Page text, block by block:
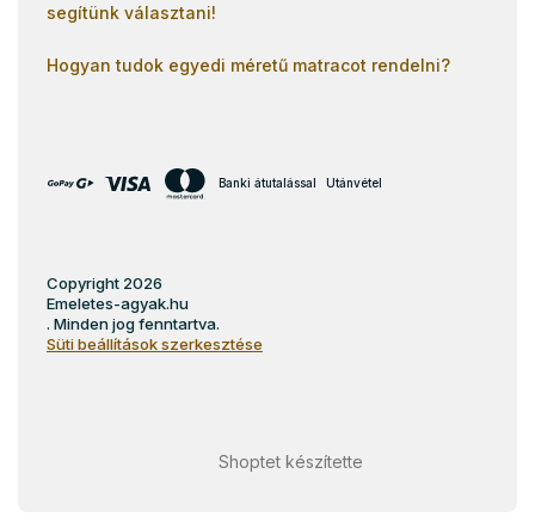
segítünk választani!
Hogyan tudok egyedi méretű matracot rendelni?
Banki átutalással Utánvétel
Shoptet készítette
Copyright 2026
Emeletes-agyak.hu
. Minden jog fenntartva.
Süti beállítások szerkesztése